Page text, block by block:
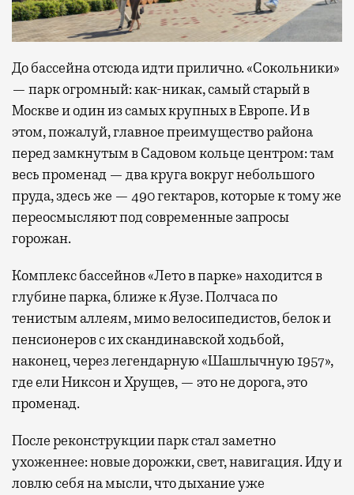
До бассейна отсюда идти прилично. «Сокольники»
— парк огромный: как-никак, самый старый в
Москве и один из самых крупных в Европе. И в
этом, пожалуй, главное преимущество района
перед замкнутым в Садовом кольце центром: там
весь променад — два круга вокруг небольшого
пруда, здесь же — 490 гектаров, которые к тому же
переосмысляют под современные запросы
горожан.
Комплекс бассейнов «Лето в парке» находится в
глубине парка, ближе к Яузе. Полчаса по
тенистым аллеям, мимо велосипедистов, белок и
пенсионеров с их скандинавской ходьбой,
наконец, через легендарную «Шашлычную 1957»,
где ели Никсон и Хрущев, — это не дорога, это
променад.
После реконструкции парк стал заметно
ухоженнее: новые дорожки, свет, навигация. Иду и
ловлю себя на мысли, что дыхание уже